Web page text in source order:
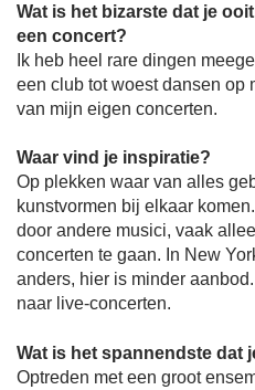
Wat is het bizarste dat je
een concert?
Ik heb heel rare dingen
een club tot woest dansen op
van mijn eigen concerten.
Waar vind je inspiratie?
Op plekken waar van alles
kunstvormen bij elkaar
door andere musici, vaak
concerten te gaan. In New
anders, hier is minder
naar live-concerten.
Wat is het spannendste dat
Optreden met een groot